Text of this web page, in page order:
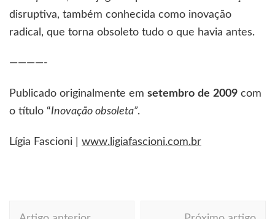
disruptiva, também conhecida como inovação
radical, que torna obsoleto tudo o que havia antes.
————-
Publicado originalmente em setembro de 2009 com
o título “Inovação obsoleta”.
Lígia Fascioni | www.ligiafascioni.com.br
Navegação